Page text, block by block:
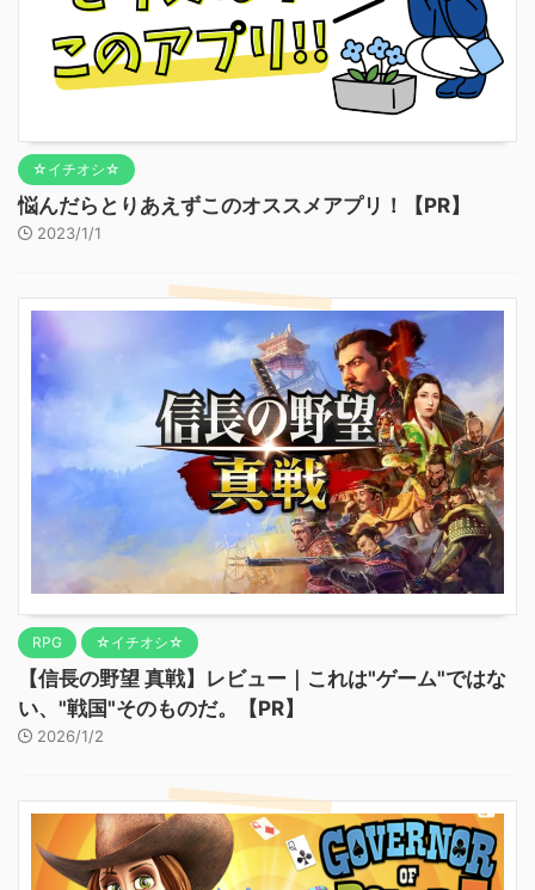
☆イチオシ☆
悩んだらとりあえずこのオススメアプリ！【PR】
2023/1/1
RPG ☆イチオシ☆
【信長の野望 真戦】レビュー｜これは"ゲーム"ではな
い、"戦国"そのものだ。【PR】
2026/1/2